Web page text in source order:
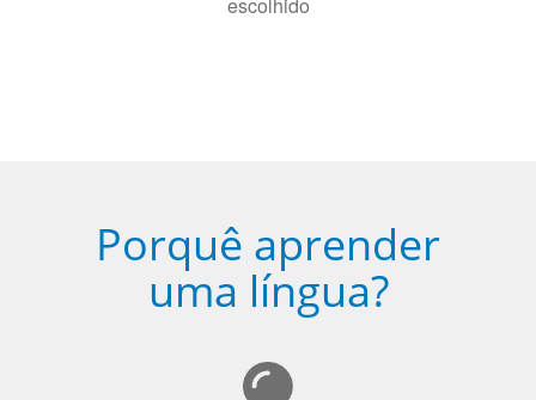
Porquê aprender
uma língua?